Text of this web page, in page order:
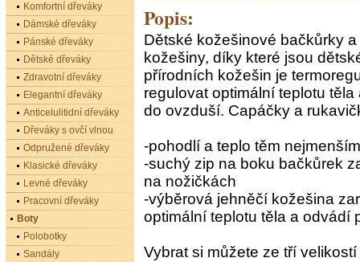
Popis:
Dětské kožešinové bačkůrky
kožešiny, díky které jsou
přírodních kožešin je
regulovat optimální teplotu
do ovzduší. Capáčky a
-pohodlí a teplo těm nejmenším
-suchý zip na boku bačkůrek
na nožičkách
-výběrová jehněčí kožešina
optimální teplotu těla a odvádí
Vybrat si můžete ze tří
Komfortní dřeváky
Dámské dřeváky
Pánské dřeváky
Dětské dřeváky
Zdravotní dřeváky
Elegantní dřeváky
Anticelulitidní dřeváky
Dřeváky s ovčí vlnou
Odpružené dřeváky
Klasické dřeváky
Levné dřeváky
Pracovní dřeváky
Boty
Polobotky
Sandály